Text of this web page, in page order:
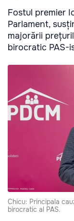
Fostul premier
Parlament,
majorării
birocratic PAS-
Chicu: Principala
birocratic al PAS.